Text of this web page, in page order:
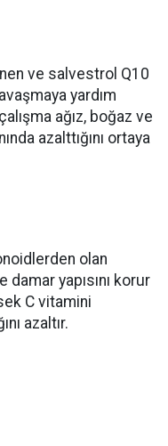
ve salvestrol Q10
yardım
ağız, boğaz ve
azalttığını ortaya
olan
yapısını korur
C vitamini
azaltır.